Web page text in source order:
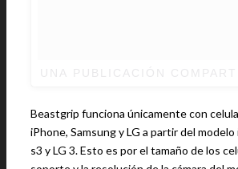
Beastgrip funciona únicamente con
iPhone, Samsung y LG a partir del
s3 y LG 3. Esto es por el tamaño de los